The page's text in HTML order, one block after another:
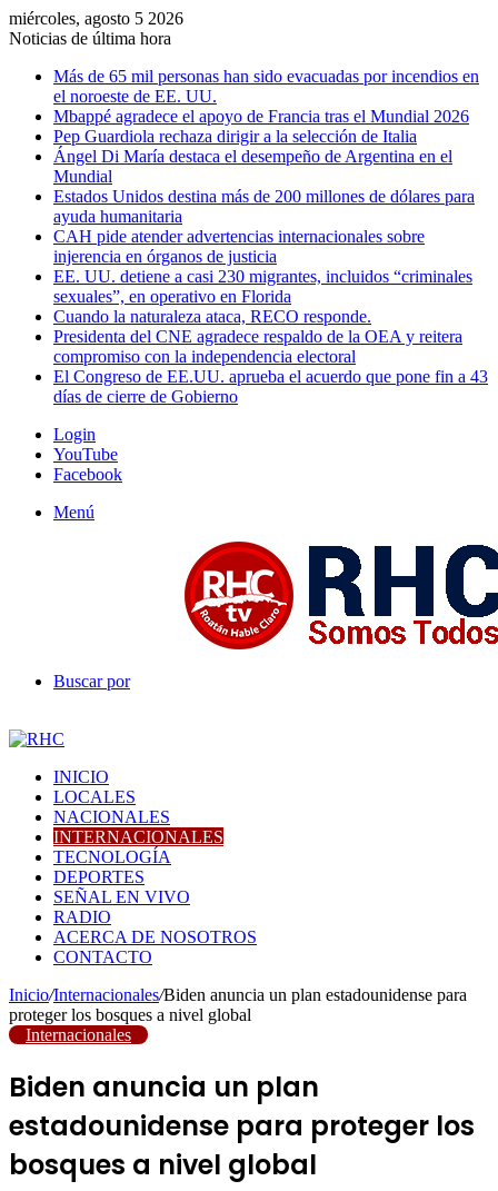
miércoles, agosto 5 2026
Noticias de última hora
Más de 65 mil personas han sido evacuadas por incendios en
el noroeste de EE. UU.
Mbappé agradece el apoyo de Francia tras el Mundial 2026
Pep Guardiola rechaza dirigir a la selección de Italia
Ángel Di María destaca el desempeño de Argentina en el
Mundial
Estados Unidos destina más de 200 millones de dólares para
ayuda humanitaria
CAH pide atender advertencias internacionales sobre
injerencia en órganos de justicia
EE. UU. detiene a casi 230 migrantes, incluidos “criminales
sexuales”, en operativo en Florida
Cuando la naturaleza ataca, RECO responde.
Presidenta del CNE agradece respaldo de la OEA y reitera
compromiso con la independencia electoral
El Congreso de EE.UU. aprueba el acuerdo que pone fin a 43
días de cierre de Gobierno
Login
YouTube
Facebook
Menú
Buscar por
INICIO
LOCALES
NACIONALES
INTERNACIONALES
TECNOLOGÍA
DEPORTES
SEÑAL EN VIVO
RADIO
ACERCA DE NOSOTROS
CONTACTO
Inicio/Internacionales/Biden anuncia un plan estadounidense para
proteger los bosques a nivel global
Internacionales
Biden anuncia un plan
estadounidense para proteger los
bosques a nivel global